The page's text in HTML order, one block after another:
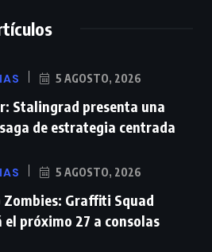
5 AGOSTO, 2026
Stalingrad presenta una
de estrategia centrada
5 AGOSTO, 2026
Zombies: Graffiti Squad
el próximo 27 a consolas